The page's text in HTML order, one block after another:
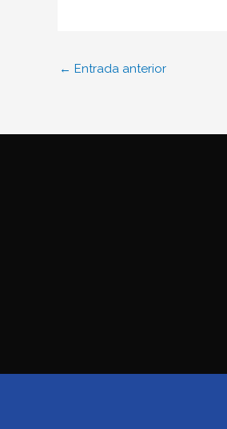
← Entrada anterior